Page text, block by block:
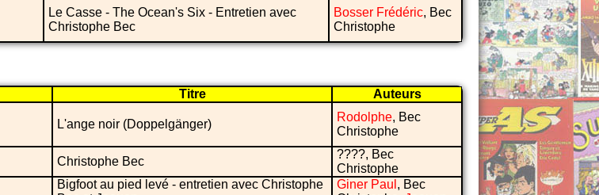
Le Casse - The Ocean's Six - Entretien avec
Christophe Bec
Bosser Frédéric, Bec
Christophe
Titre Auteurs
L'ange noir (Doppelgänger)
Rodolphe, Bec
Christophe
Christophe Bec
????, Bec
Christophe
Bigfoot au pied levé - entretien avec Christophe
Giner Paul , Bec